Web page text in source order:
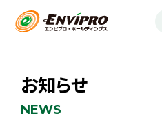
お知らせ
NEWS